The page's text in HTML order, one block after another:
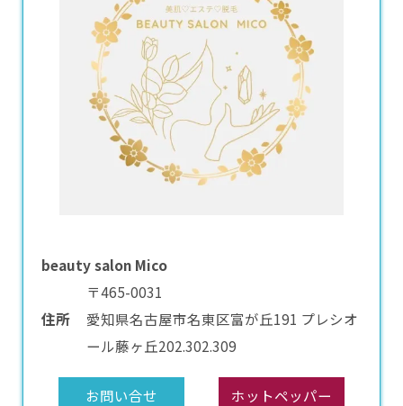
beauty salon Mico
住所
〒465-0031
愛知県名古屋市名東区富が丘191 プレシオ
ール藤ヶ丘202.302.309
お問い合せ ホットペッパー